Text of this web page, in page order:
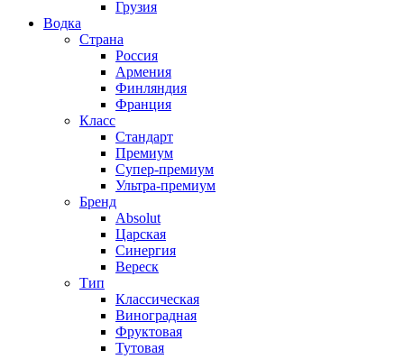
Грузия
Водка
Страна
Россия
Армения
Финляндия
Франция
Класс
Стандарт
Премиум
Супер-премиум
Ультра-премиум
Бренд
Absolut
Царская
Синергия
Вереск
Тип
Классическая
Виноградная
Фруктовая
Тутовая